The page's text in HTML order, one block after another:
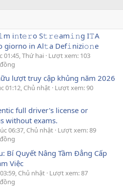
i𝚗t𝚎𝚛o S𝚝𝚛𝚎am𝚒𝚗g I𝚃A
giorno in Al𝚝a Def𝚒nizi𝚘𝚗e
01:45, Thứ hai Lượt xem: 103
lượt truy cập khủng năm 2026
01:12, Chủ nhật Lượt xem: 90
full driver's license or
without exams.
06:37, Chủ nhật Lượt xem: 89
Bí Quyết Nâng Tầm Đẳng Cấp
Việc
Chủ nhật Lượt xem: 87